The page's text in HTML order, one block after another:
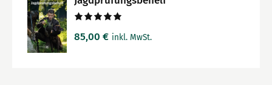
mit5.00
85,00 € inkl. MwSt.